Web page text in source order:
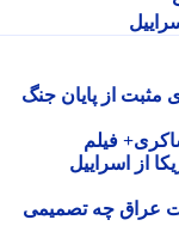
از پایان جنگ
فیلم
اسراییل
چه تصمیمی